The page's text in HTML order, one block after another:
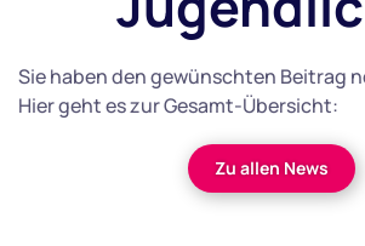
Sie haben den gewünschten Beitrag
Hier geht es zur Gesamt-Übersicht:
Zu allen News